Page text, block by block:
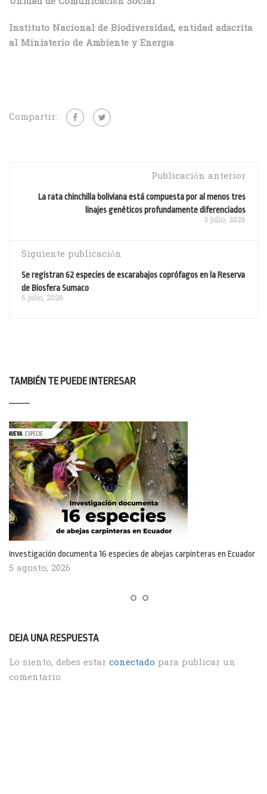
Instituto Nacional de Biodiversidad, entidad adscrita
al Ministerio de Ambiente y Energía
Compartir:
Publicación anterior
La rata chinchilla boliviana está compuesta por al menos tres
linajes genéticos profundamente diferenciados
3 julio, 2026
Siguiente publicación
Se registran 62 especies de escarabajos coprófagos en la Reserva
de Biosfera Sumaco
6 julio, 2026
TAMBIÉN TE PUEDE INTERESAR
Investigación documenta 16 especies de abejas carpinteras en Ecuador
5 agosto, 2026
DEJA UNA RESPUESTA
Lo siento, debes estar conectado para publicar un
comentario.